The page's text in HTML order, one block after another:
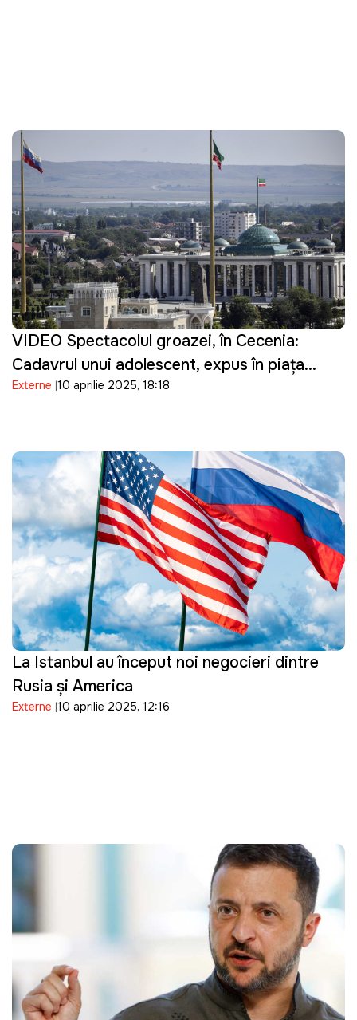
VIDEO Spectacolul groazei, în Cecenia:
Cadavrul unui adolescent, expus în piața
publică, sub privirile elevilor și profesorilor
Externe 10 aprilie 2025, 18:18
La Istanbul au început noi negocieri dintre
Rusia şi America
Externe 10 aprilie 2025, 12:16